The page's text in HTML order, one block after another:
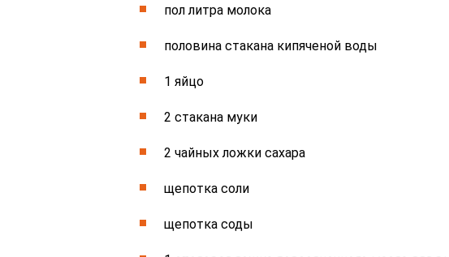
пол литра молока
половина стакана кипяченой воды
1 яйцо
2 стакана муки
2 чайных ложки сахара
щепотка соли
щепотка соды